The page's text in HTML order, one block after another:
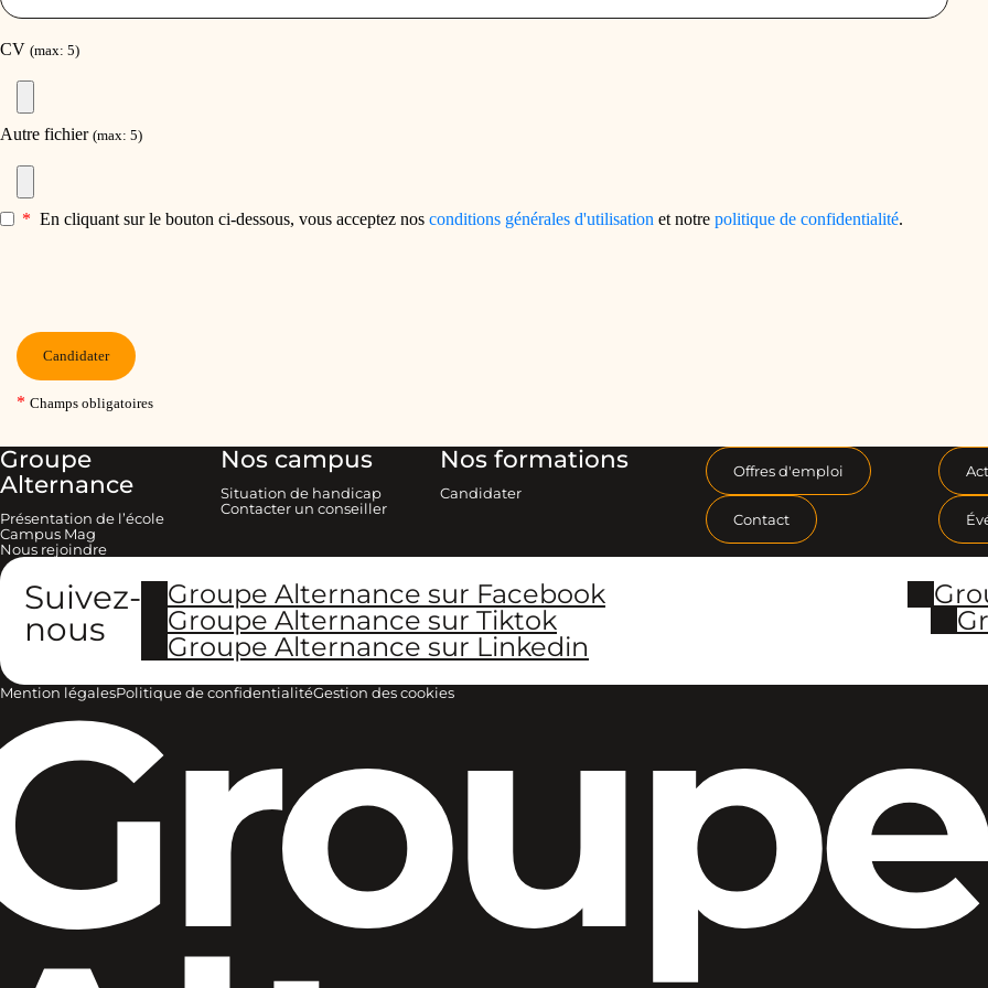
Groupe
Alternance
Présentation de l’école
Campus Mag
Nous rejoindre
Nos campus
Situation de handicap
Contacter un conseiller
Nos formations
Candidater
Offres d'emploi
Contact
Suivez-
nous
Groupe Alternance sur Facebook
Groupe Alternance sur Tiktok
Groupe Alternance sur Linkedin
Mention légalesPolitique de confidentialitéGestion des cookies